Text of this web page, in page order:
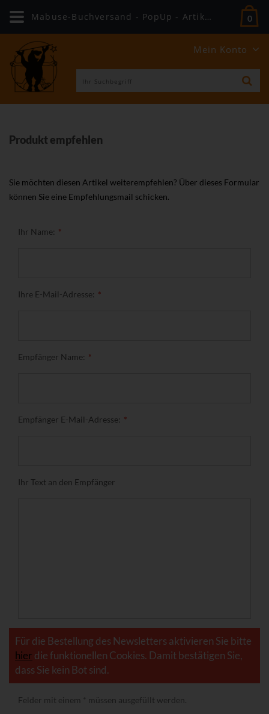
Mein Konto
0
Produkt empfehlen
Sie möchten diesen Artikel weiterempfehlen? Über dieses Formular
können Sie eine Empfehlungsmail schicken.
Ihr Name:
Ihre E-Mail-Adresse:
Empfänger Name:
Empfänger E-Mail-Adresse:
Ihr Text an den Empfänger
Für die Bestellung des Newsletters aktivieren Sie bitte
hier die funktionellen Cookies. Damit bestätigen Sie,
dass Sie kein Bot sind.
Felder mit einem müssen ausgefüllt werden.
Mabuse-Buchversand - PopUp - Artikel weiterempfehlen